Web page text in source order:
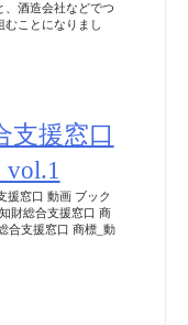
、酒造会社などでつ
むことになりまし
支援窓口
vol.1
窓口 動画 ブック
財総合支援窓口 商
合支援窓口 商標_動